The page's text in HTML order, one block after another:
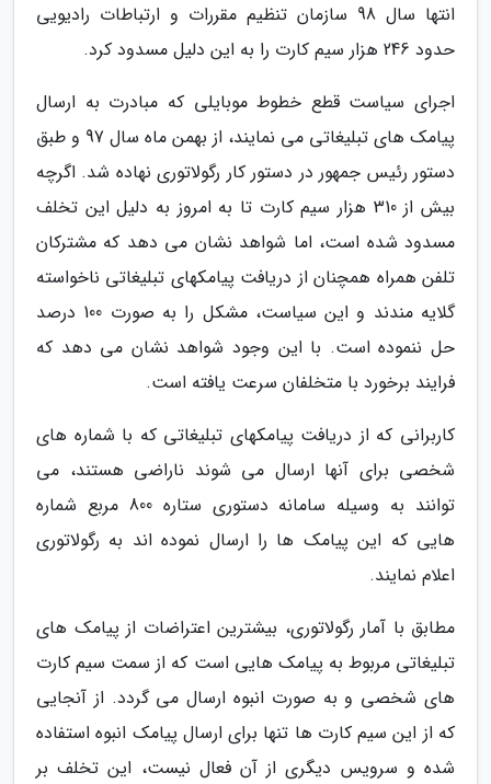
انتها سال 98 سازمان تنظیم مقررات و ارتباطات رادیویی
حدود 246 هزار سیم کارت را به این دلیل مسدود کرد.
اجرای سیاست قطع خطوط موبایلی که مبادرت به ارسال
پیامک های تبلیغاتی می نمایند، از بهمن ماه سال 97 و طبق
دستور رئیس جمهور در دستور کار رگولاتوری نهاده شد. اگرچه
بیش از 310 هزار سیم کارت تا به امروز به دلیل این تخلف
مسدود شده است، اما شواهد نشان می دهد که مشترکان
تلفن همراه همچنان از دریافت پیامکهای تبلیغاتی ناخواسته
گلایه مندند و این سیاست، مشکل را به صورت 100 درصد
حل ننموده است. با این وجود شواهد نشان می دهد که
فرایند برخورد با متخلفان سرعت یافته است.
کاربرانی که از دریافت پیامکهای تبلیغاتی که با شماره های
شخصی برای آنها ارسال می شوند ناراضی هستند، می
توانند به وسیله سامانه دستوری ستاره 800 مربع شماره
هایی که این پیامک ها را ارسال نموده اند به رگولاتوری
اعلام نمایند.
مطابق با آمار رگولاتوری، بیشترین اعتراضات از پیامک های
تبلیغاتی مربوط به پیامک هایی است که از سمت سیم کارت
های شخصی و به صورت انبوه ارسال می گردد. از آنجایی
که از این سیم کارت ها تنها برای ارسال پیامک انبوه استفاده
شده و سرویس دیگری از آن فعال نیست، این تخلف بر